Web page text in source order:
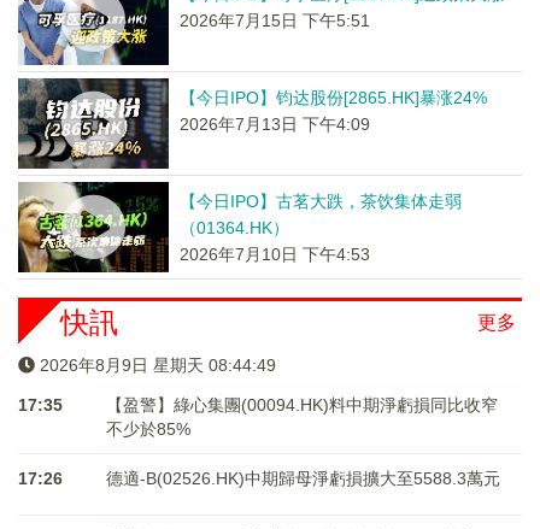
2026年7月15日 下午5:51
【今日IPO】钧达股份[2865.HK]暴涨24%
2026年7月13日 下午4:09
【今日IPO】古茗大跌，茶饮集体走弱
（01364.HK）
2026年7月10日 下午4:53
更多
快訊
2026年8月9日 星期天 08:44:49
17:35
【盈警】綠心集團(00094.HK)料中期淨虧損同比收窄
不少於85%
17:26 德適-B(02526.HK)中期歸母淨虧損擴大至5588.3萬元